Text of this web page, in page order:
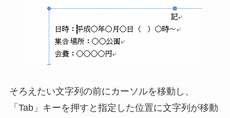
そろえたい文字列の前にカーソルを移動し、
「Tab」キーを押すと指定した位置に文字列が移動